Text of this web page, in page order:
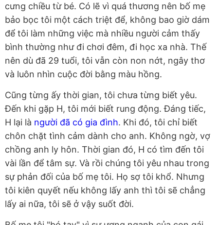
cưng chiều từ bé. Có lẽ vì quá thương nên bố mẹ
bảo bọc tôi một cách triệt để, không bao giờ dám
để tôi làm những việc mà nhiều người cảm thấy
bình thường như đi chơi đêm, đi học xa nhà. Thế
nên dù đã 29 tuổi, tôi vẫn còn non nớt, ngây thơ
và luôn nhìn cuộc đời bằng màu hồng.
Cũng từng ấy thời gian, tôi chưa từng biết yêu.
Đến khi gặp H, tôi mới biết rung động. Đáng tiếc,
H lại là người đã có gia đình. Khi đó, tôi chỉ biết
chôn chặt tình cảm dành cho anh. Không ngờ, vợ
chồng anh ly hôn. Thời gian đó, H có tìm đến tôi
vài lần để tâm sự. Và rồi chúng tôi yêu nhau trong
sự phản đối của bố mẹ tôi. Họ sợ tôi khổ. Nhưng
tôi kiên quyết nếu không lấy anh thì tôi sẽ chẳng
lấy ai nữa, tôi sẽ ở vậy suốt đời.